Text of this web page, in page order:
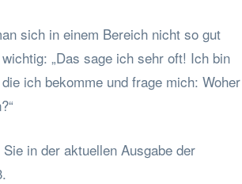
sich in einem Bereich nicht so gut
„Das sage ich sehr oft! Ich bin
ich bekomme und frage mich: Woher
in der aktuellen Ausgabe der